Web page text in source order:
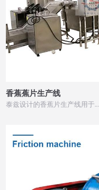
香蕉蕉片生产线
泰兹设计的香蕉片生产线用于…